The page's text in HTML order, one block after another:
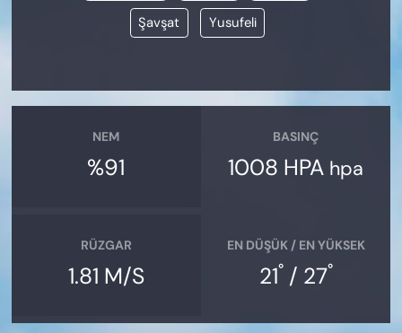
Şavşat Yusufeli
NEM
%91
BASINÇ
1008 HPA hpa
RÜZGAR
1.81 M/S
EN DÜŞÜK / EN YÜKSEK
21°/ 27°
VAN VE DİYARBAKIR HABERLERİ